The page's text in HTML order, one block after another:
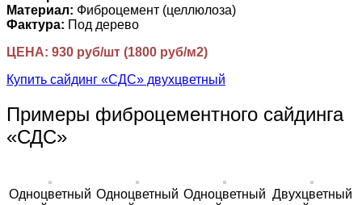
Материал: Фиброцемент (целлюлоза)
Фактура: Под дерево
ЦЕНА: 930 руб/шт (1800 руб/м2)
Купить сайдинг «СДС» двухцветный
Примеры фиброцементного сайдинга
«СДС»
Одноцветный Одноцветный Одноцветный Двухцветный